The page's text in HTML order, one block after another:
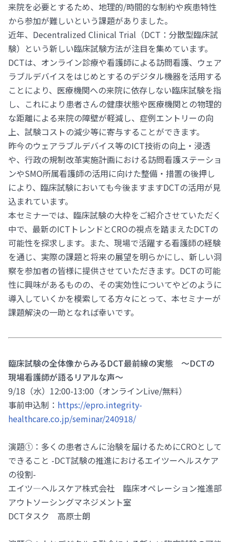
来院を必要とするため、地理的/時間的な制約や疾患特性
から参加が難しいという課題がありました。
近年、Decentralized Clinical Trial（DCT：分散型臨床試
験）という新しい臨床試験方法が注目を集めています。
DCTは、オンライン診療や看護師による訪問看護、ウェア
ラブルデバイスをはじめとするのデジタル機器を活用する
ことにより、医療機関への来院に依存しない臨床試験を指
し、これにより患者さんの健康状態や医療機関との物理的
な距離による来院の障壁が軽減し、症例エントリーの向
上、試験コストの減少等に寄与することができます。
昨今のウェアラブルデバイス等のICT技術の向上・浸透
や、行政の規制改革実施計画における訪問看護ステーショ
ンやSMO所属看護師の活用に向けた整備・措置の後押し
により、臨床試験においても今後ますますDCTの活用が見
込まれています。
本セミナーでは、臨床試験の大枠をご紹介させていただく
中で、最新のICTトレンドとCROの視点を踏まえたDCTの
可能性を探求します。また、現場で活躍する看護師の経験
を通じ、実際の課題と将来の展望を明らかにし、新しい洞
察を参加者の皆様に提供させていただきます。DCTの可能
性に興味があるものの、その実効性についてやどのように
導入していくかを模索してる方々にとって、本セミナーが
課題解決の一助となれば幸いです。
臨床試験の全体像からみるDCT最前線の実態 ～DCTの
現場看護師が語るリアルな声～
9/18（水）12:00-13:00（オンラインLive/無料）
事前申込制： https://epro.integrity-
healthcare.co.jp/seminar/240918/
演題①：多くの患者さんに治験を届けるためにCROとして
できること -DCT試験の推進におけるエイツーヘルスケア
の役割-
エイツ―ヘルスケア株式会社 臨床オペレーション推進部
アウトソーシングマネジメント室
DCTタスク 高原士朗